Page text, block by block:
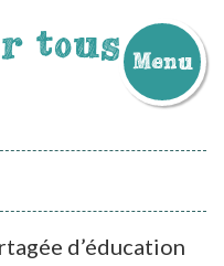
tous Menu
d’éducation